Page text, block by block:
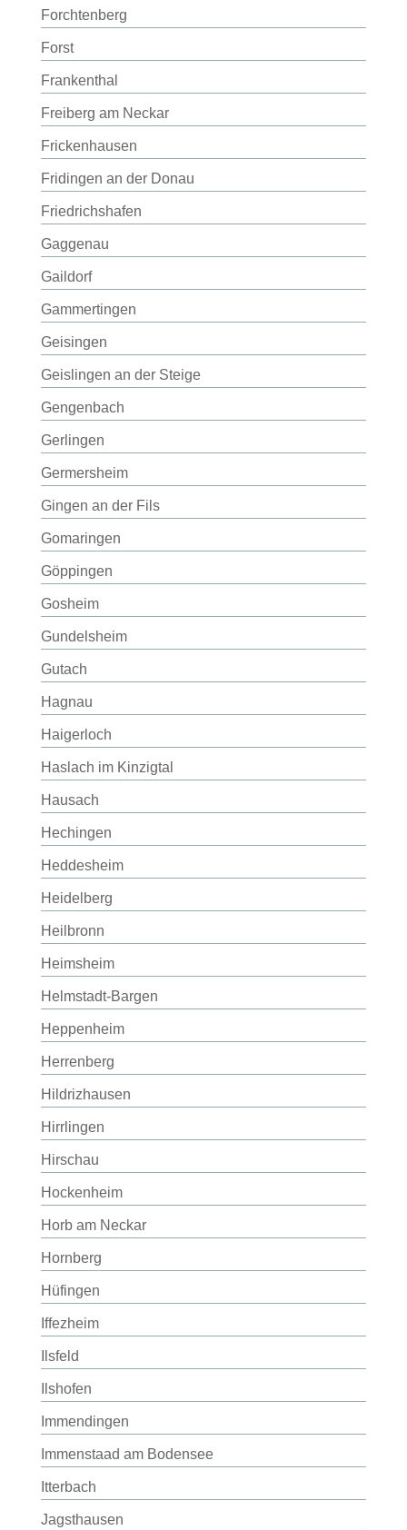
Forchtenberg
Forst
Frankenthal
Freiberg am Neckar
Frickenhausen
Fridingen an der Donau
Friedrichshafen
Gaggenau
Gaildorf
Gammertingen
Geisingen
Geislingen an der Steige
Gengenbach
Gerlingen
Germersheim
Gingen an der Fils
Gomaringen
Göppingen
Gosheim
Gundelsheim
Gutach
Hagnau
Haigerloch
Haslach im Kinzigtal
Hausach
Hechingen
Heddesheim
Heidelberg
Heilbronn
Heimsheim
Helmstadt-Bargen
Heppenheim
Herrenberg
Hildrizhausen
Hirrlingen
Hirschau
Hockenheim
Horb am Neckar
Hornberg
Hüfingen
Iffezheim
Ilsfeld
Ilshofen
Immendingen
Immenstaad am Bodensee
Itterbach
Jagsthausen